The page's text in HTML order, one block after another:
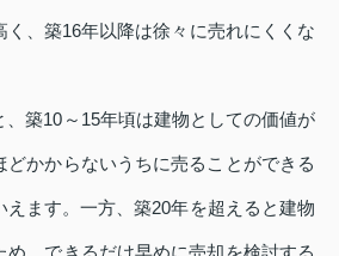
、築16年以降は徐々に売れにくくな
、築10～15年頃は建物としての価値が
どかからないうちに売ることができる
えます。一方、築20年を超えると建物
め、できるだけ早めに売却を検討する